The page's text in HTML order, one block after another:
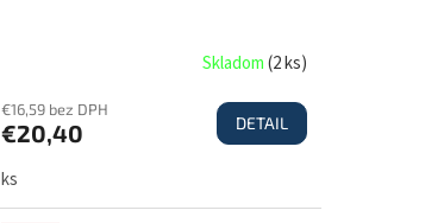
Skladom(2 ks)
€16,59 bez DPH
€20,40 DETAIL
ks